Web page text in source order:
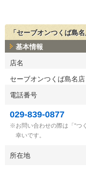
「セーブオンつくば島
基本情報
店名
セーブオンつくば島名店
電話番号
029-839-0877
お問い合わせの際は「“つ
幸いです。
所在地